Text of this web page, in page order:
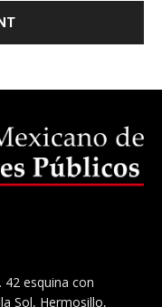
42 esquina con
Sol, Hermosillo,